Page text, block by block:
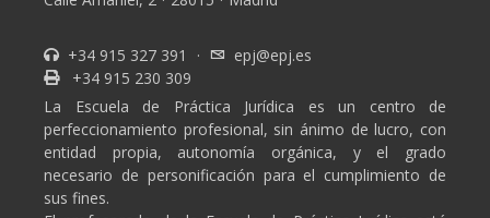
+34 915 327 391 ·
epj@epj.es
+34 915 230 309
La Escuela de Práctica Jurídica es un centro de
perfeccionamiento profesional, sin ánimo de lucro, con
entidad propia, autonomía orgánica, y el grado
necesario de personificación para el cumplimiento de
sus fines.